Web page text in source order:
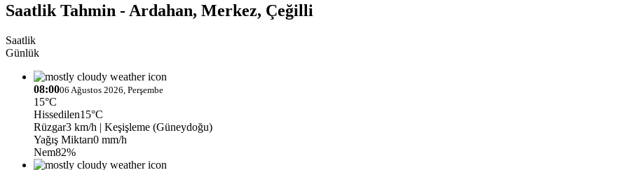
Saatlik Tahmin - Ardahan, Merkez, Çeğilli
Saatlik
Günlük
08:0006 Ağustos 2026, Perşembe
15°C
Hissedilen15°C
Rüzgar3 km/h | Keşişleme (Güneydoğu)
Yağış Miktarı0 mm/h
Nem82%